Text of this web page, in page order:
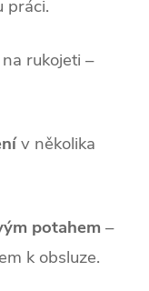
práci.
rukojeti –
v několika
potahem –
k obsluze.